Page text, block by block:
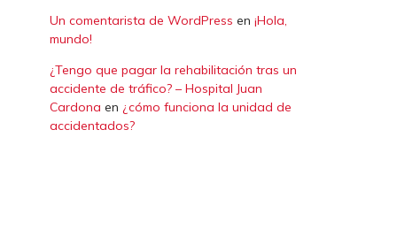
Un comentarista de WordPress en ¡Hola,
mundo!
¿Tengo que pagar la rehabilitación tras un
accidente de tráfico? – Hospital Juan
Cardona en ¿cómo funciona la unidad de
accidentados?